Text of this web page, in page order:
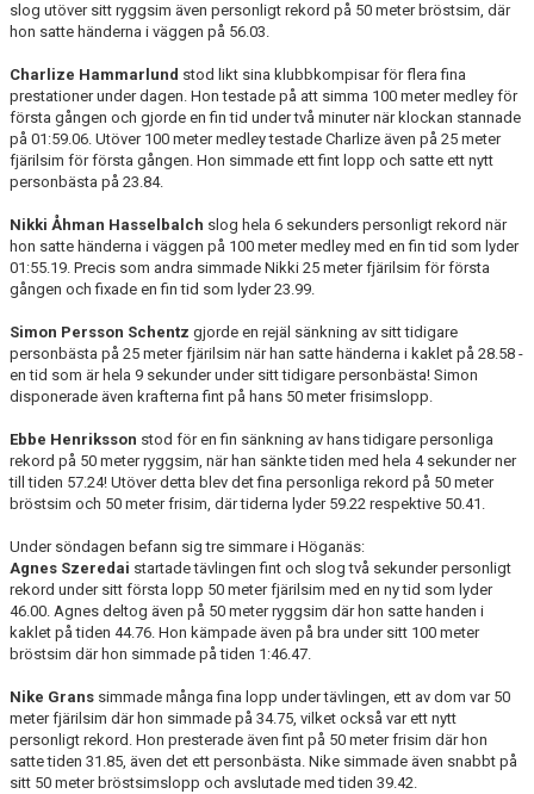
slog utöver sitt ryggsim även personligt rekord på 50 meter bröstsim, där
hon satte händerna i väggen på 56.03.
Charlize Hammarlund stod likt sina klubbkompisar för flera fina
prestationer under dagen. Hon testade på att simma 100 meter medley för
första gången och gjorde en fin tid under två minuter när klockan stannade
på 01:59.06. Utöver 100 meter medley testade Charlize även på 25 meter
fjärilsim för första gången. Hon simmade ett fint lopp och satte ett nytt
personbästa på 23.84.
Nikki Åhman Hasselbalch slog hela 6 sekunders personligt rekord när
hon satte händerna i väggen på 100 meter medley med en fin tid som lyder
01:55.19. Precis som andra simmade Nikki 25 meter fjärilsim för första
gången och fixade en fin tid som lyder 23.99.
Simon Persson Schentz gjorde en rejäl sänkning av sitt tidigare
personbästa på 25 meter fjärilsim när han satte händerna i kaklet på 28.58 -
en tid som är hela 9 sekunder under sitt tidigare personbästa! Simon
disponerade även krafterna fint på hans 50 meter frisimslopp.
Ebbe Henriksson stod för en fin sänkning av hans tidigare personliga
rekord på 50 meter ryggsim, när han sänkte tiden med hela 4 sekunder ner
till tiden 57.24! Utöver detta blev det fina personliga rekord på 50 meter
bröstsim och 50 meter frisim, där tiderna lyder 59.22 respektive 50.41.
Under söndagen befann sig tre simmare i Höganäs:
Agnes Szeredai startade tävlingen fint och slog två sekunder personligt
rekord under sitt första lopp 50 meter fjärilsim med en ny tid som lyder
46.00. Agnes deltog även på 50 meter ryggsim där hon satte handen i
kaklet på tiden 44.76. Hon kämpade även på bra under sitt 100 meter
bröstsim där hon simmade på tiden 1:46.47.
Nike Grans simmade många fina lopp under tävlingen, ett av dom var 50
meter fjärilsim där hon simmade på 34.75, vilket också var ett nytt
personligt rekord. Hon presterade även fint på 50 meter frisim där hon
satte tiden 31.85, även det ett personbästa. Nike simmade även snabbt på
sitt 50 meter bröstsimslopp och avslutade med tiden 39.42.